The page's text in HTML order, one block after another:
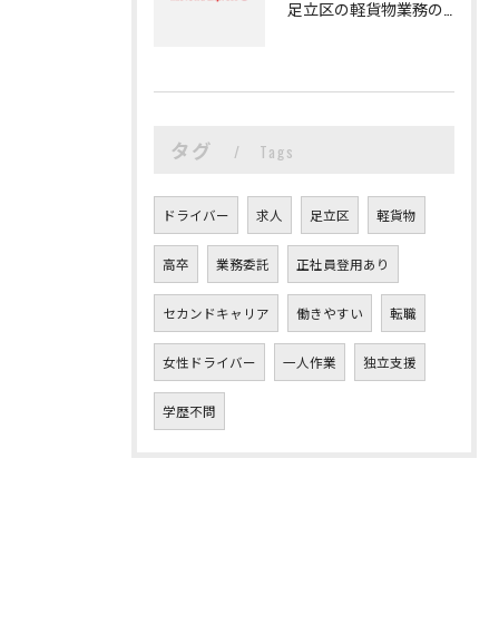
タグ Tags
ドライバー 求人 足立区 軽貨物
高卒 業務委託 正社員登用あり
セカンドキャリア 働きやすい 転職
女性ドライバー 一人作業 独立支援
学歴不問